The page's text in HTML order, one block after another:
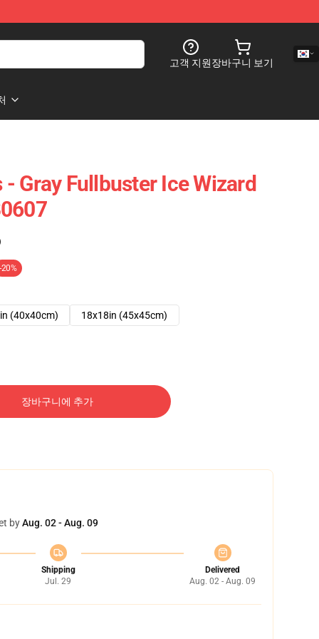
고객 지원장바구니 보기
Gray Fullbuster Ice Wizard
-20%
(40x40cm) 18x18in (45x45cm)
장바구니에 추가
byAug. 02 - Aug. 09
Shipping
Jul. 29
Delivered
Aug. 02 - Aug. 09